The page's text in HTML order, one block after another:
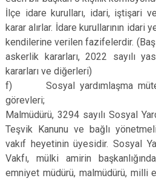
İlçe idare kurulları, idari, iştişari
karar alırlar. İdare kurullarının idari
kendilerine verilen fazifelerdir.
askerlik kararları, 2022 sayılı
kararları ve diğerleri)
f) Sosyal yardımlaşma
görevleri;
Malmüdürü, 3294 sayılı Sosyal
Teşvik Kanunu ve bağlı
vakıf heyetinin üyesidir. Sosyal
Vakfı, mülki amirin
emniyet müdürü, malmüdürü, milli